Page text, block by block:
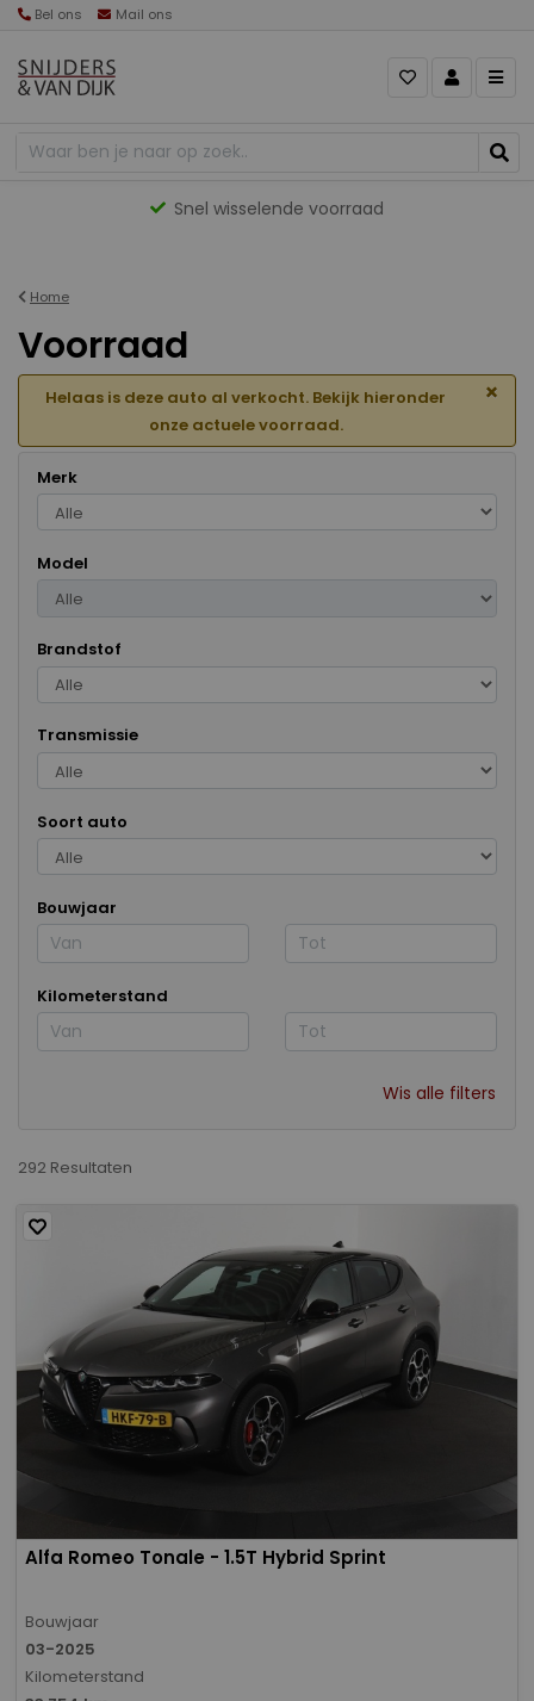
Bel ons Mail ons
Gevarieerd aanbod
Home
Voorraad
Helaas is deze auto al verkocht. Bekijk hieronder
onze actuele voorraad.
×
Merk
Model
Brandstof
Transmissie
Soort auto
Bouwjaar
Kilometerstand
Wis alle filters
292 Resultaten
Alfa Romeo Tonale - 1.5T Hybrid Sprint
Bouwjaar
03-2025
Kilometerstand